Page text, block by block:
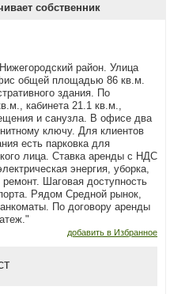
собственник
район. Улица
общей площадью 86 кв.м.
здания. По
кабинета 21.1 кв.м.,
и санузла. В офисе два
ключу. Для клиентов
есть парковка для
лица. Ставка аренды с НДС
энергия, уборка,
ремонт. Шаговая доступность
Рядом Средной рынок,
По договору аренды
добавить в Избранное